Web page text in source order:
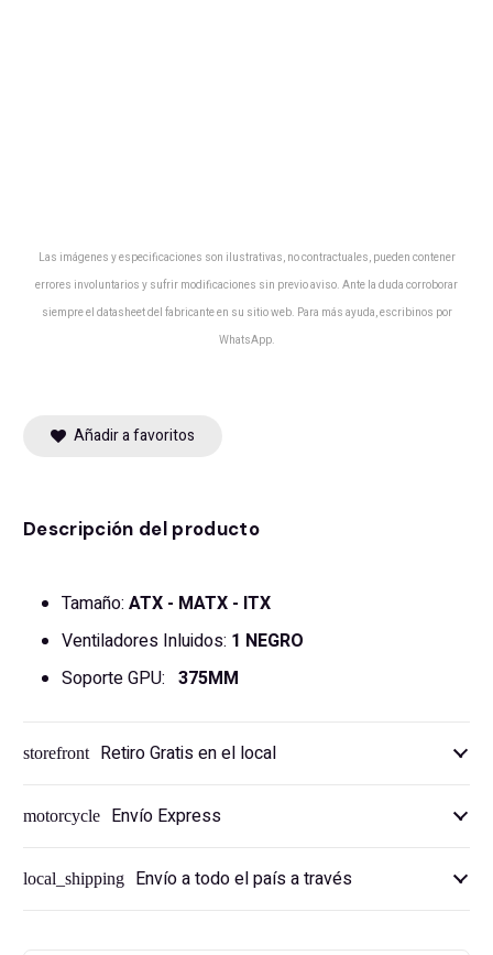
Las imágenes y especificaciones son ilustrativas, no contractuales, pueden contener
errores involuntarios y sufrir modificaciones sin previo aviso. Ante la duda corroborar
siempre el datasheet del fabricante en su sitio web. Para más ayuda, escribinos por
WhatsApp.
Añadir a favoritos
Descripción del producto
Tamaño: ATX - MATX - ITX
Ventiladores Inluidos: 1 NEGRO
Soporte GPU: 375MM
storefront Retiro Gratis en el local
motorcycle Envío Express
local_shipping Envío a todo el país a través